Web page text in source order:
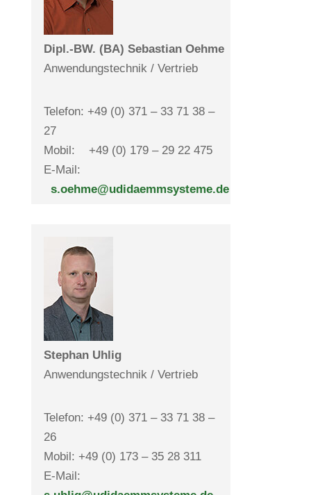
Dipl.-BW. (BA) Sebas­tian Oehme
Anwen­dungs­technik / Vertrieb
Telefon: +49 (0) 371 – 33 71 38 –
27
Mobil: +49 (0) 179 – 29 22 475
E-Mail:
s.oehme@udidaemmsysteme.de
Ste­phan Uhlig
Anwen­dungs­technik / Vertrieb
Telefon: +49 (0) 371 – 33 71 38 –
26
Mobil: +49 (0) 173 – 35 28 311
E-Mail: